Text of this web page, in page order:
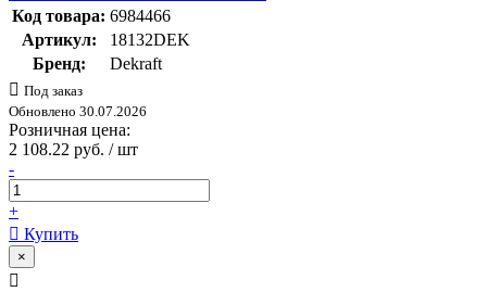
Код товара: 6984466
Артикул:
18132DEK
Бренд:
Dekraft
Под заказ
Обновлено 30.07.2026
Розничная цена:
2 108.22 руб. / шт
-
+
Купить
×